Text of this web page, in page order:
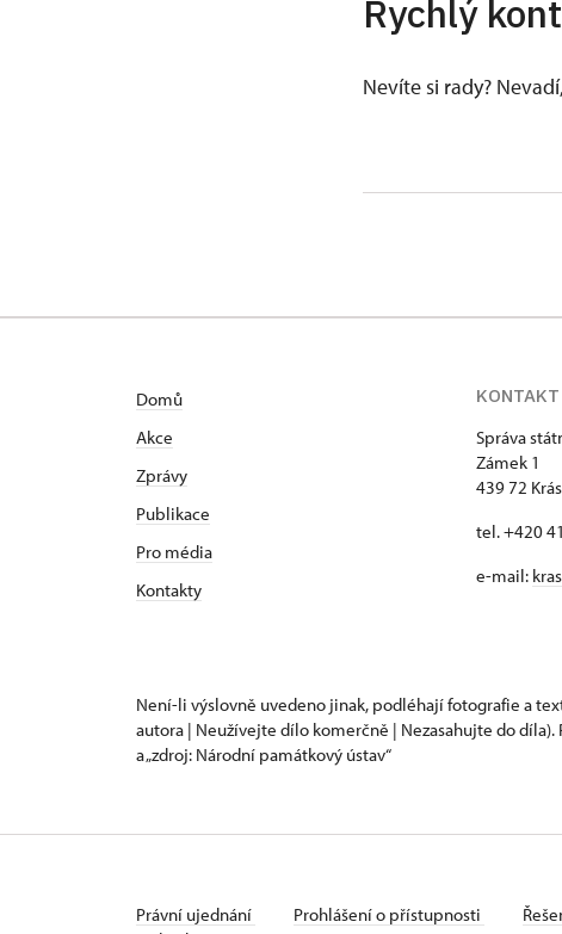
Rychlý
Nevíte si rady?
Domů
Akce
Zprávy
Publikace
Pro média
Kontakty
KONTAKT
Správa
Zámek 1
439 72
tel. +420
e-mail:
Není-li výslovně uvedeno jinak, podléhají fotografie a
autora | Neužívejte dílo komerčně | Nezasahujte do
a „zdroj: Národní památkový ústav“
Právní ujednání Prohlášení o přístupnosti